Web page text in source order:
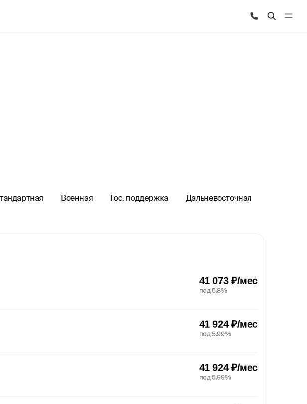
Военная Гос. поддержка Дальневосточная
41 073 ₽/мес
под 5.8%
41 924 ₽/мес
под 5.99%
41 924 ₽/мес
под 5.99%